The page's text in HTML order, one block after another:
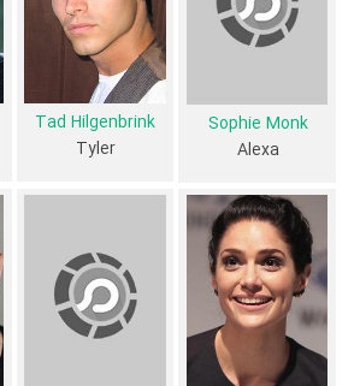
Wyler Concannon and the movie vanished
there is no available print. His research is
with his girlfriend Serina that is needy
When Tyler discovers that Concannon's
in a night-club, he decides to meet her
missing movie. The woman tells that the
in her father's house in the middle of the
decides to travel to the spot with Alexa,
Lalo. Along their journey, Tyler films and
During the night, they are attacked by
they are saved by Babyface that kills the
Sophie Monk
Alexa
Tad Hilgenbrink
Tyler